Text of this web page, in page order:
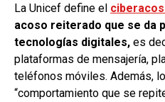
La Unicef define el
acoso reiterado que se da
tecnologías digitales, es
plataformas de mensajería,
teléfonos móviles. Además,
“comportamiento que se